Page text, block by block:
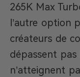
265K Max
l’autre option
créateurs de
dépassent
n’atteignent